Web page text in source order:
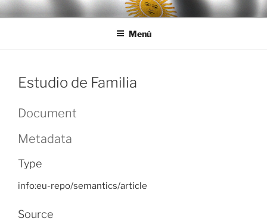
Ir
al
LEGISALUD
Menú
Estudio de Familia
Document
Metadata
Type
info:eu-repo/semantics/article
Source